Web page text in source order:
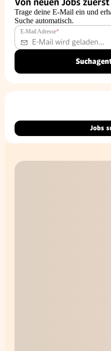
Trage deine E-Mail ein und
Suche automatisch.
E-Mail Adresse*
Jobs